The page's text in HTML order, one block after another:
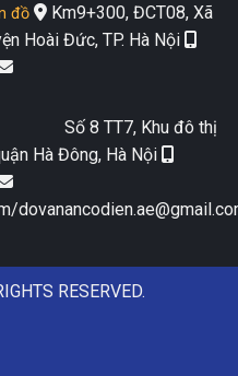
đồ
Km9+300, ĐCT08, Xã
Hoài Đức, TP. Hà Nội
8 TT7, Khu đô thị
Hà Đông, Hà Nội
RESERVED.